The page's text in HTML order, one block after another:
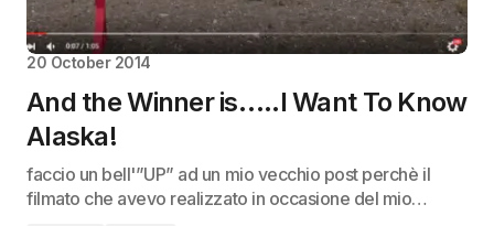
20 October 2014
And the Winner is…..I Want To Know
Alaska!
faccio un bell'”UP” ad un mio vecchio post perchè il
filmato che avevo realizzato in occasione del mio…